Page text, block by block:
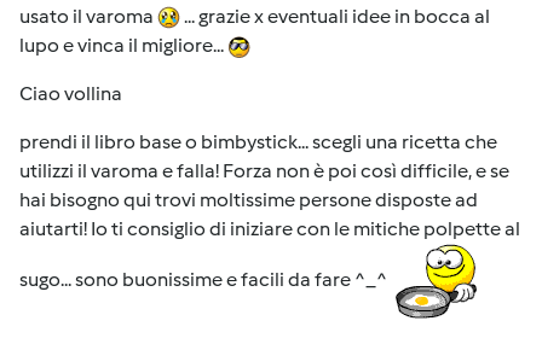
usato il varoma
... grazie x eventuali idee in bocca al
lupo e vinca il migliore...
Ciao vollina
prendi il libro base o bimbystick... scegli una ricetta che
utilizzi il varoma e falla! Forza non è poi così difficile, e se
hai bisogno qui trovi moltissime persone disposte ad
aiutarti! Io ti consiglio di iniziare con le mitiche polpette al
sugo... sono buonissime e facili da fare ^_^